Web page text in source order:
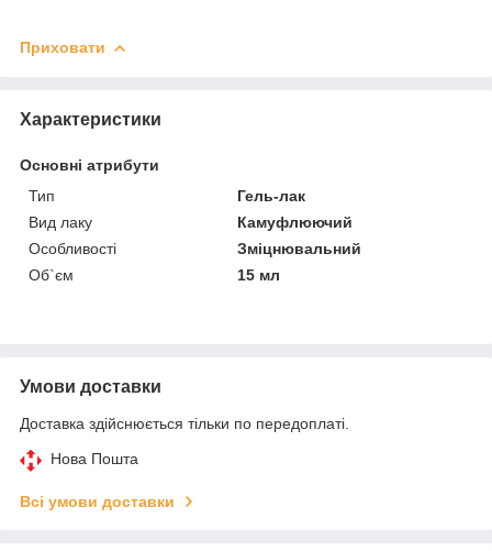
Приховати
Характеристики
Основні атрибути
Тип
Гель-лак
Вид лаку
Камуфлюючий
Особливості
Зміцнювальний
Об`єм
15 мл
Умови доставки
Доставка здійснюється тільки по передоплаті.
Нова Пошта
Всі умови доставки